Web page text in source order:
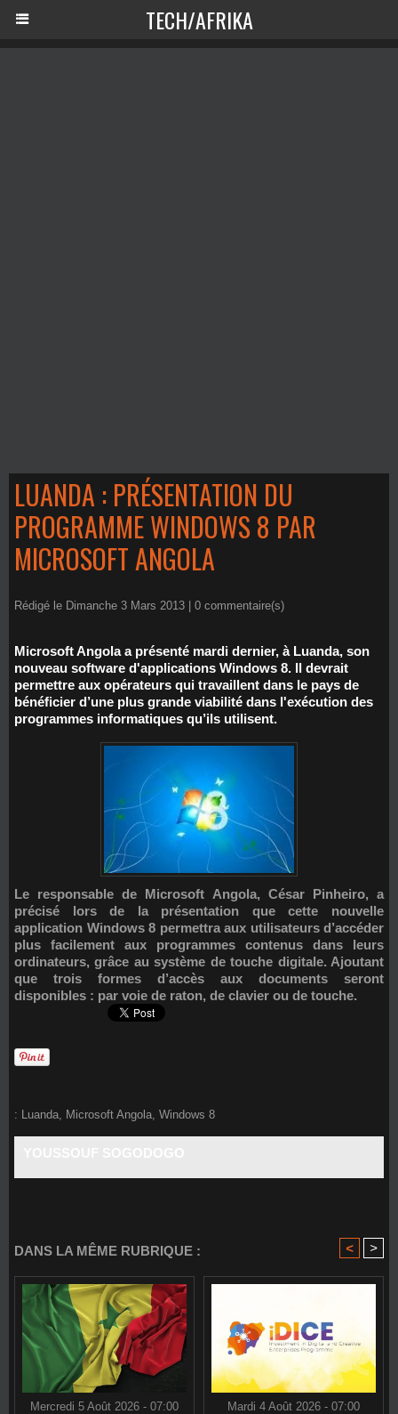
TECH/AFRIKA
LUANDA : PRÉSENTATION DU
PROGRAMME WINDOWS 8 PAR
MICROSOFT ANGOLA
Rédigé le Dimanche 3 Mars 2013 | 0 commentaire(s)
Microsoft Angola a présenté mardi dernier, à Luanda, son
nouveau software d'applications Windows 8. Il devrait
permettre aux opérateurs qui travaillent dans le pays de
bénéficier d’une plus grande viabilité dans l'exécution des
programmes informatiques qu’ils utilisent.
Le responsable de Microsoft Angola, César Pinheiro, a
précisé lors de la présentation que cette nouvelle
application Windows 8 permettra aux utilisateurs d’accéder
plus facilement aux programmes contenus dans leurs
ordinateurs, grâce au système de touche digitale. Ajoutant
que trois formes d’accès aux documents seront
disponibles : par voie de raton, de clavier ou de touche.
: Luanda, Microsoft Angola, Windows 8
DANS LA MÊME RUBRIQUE : < >
Mercredi 5 Août 2026 - 07:00 Mardi 4 Août 2026 - 07:00